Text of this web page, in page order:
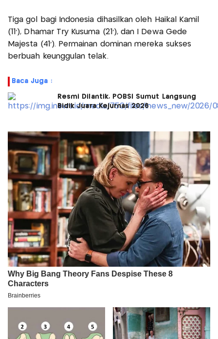
Tiga gol bagi Indonesia dihasilkan oleh Haikal Kamil
(11’), Dhamar Try Kusuma (21’), dan I Dewa Gede
Majesta (41’). Permainan dominan mereka sukses
berbuah keunggulan telak.
Baca Juga :
Resmi Dilantik, POBSI Sumut Langsung
Bidik Juara Kejurnas 2026